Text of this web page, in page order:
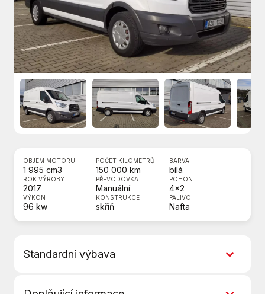
OBJEM MOTORU
1 995 cm3
POČET KILOMETRŮ
150 000 km
BARVA
bílá
ROK VÝROBY
2017
PŘEVODOVKA
Manuální
POHON
4x2
VÝKON
96 kw
KONSTRUKCE
skříň
PALIVO
Nafta
Standardní výbava